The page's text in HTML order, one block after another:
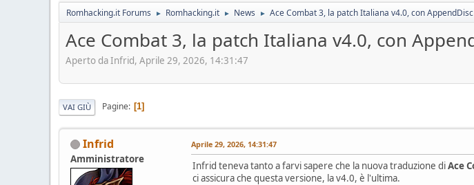
Romhacking.it Forums ► Romhacking.it ► News ► Ace Combat 3, la patch Italiana v4.0, con
Ace Combat 3, la patch Italiana v4.0, con
Aperto da Infrid, Aprile 29, 2026, 14:31:47
VAI GIÙ Pagine 1
Infrid
Amministratore
Aprile 29, 2026, 14:31:47
Infrid teneva tanto a farvi sapere che la nuova traduzione diAce
ci assicura che questa versione, la v4.0, è l'ultima.